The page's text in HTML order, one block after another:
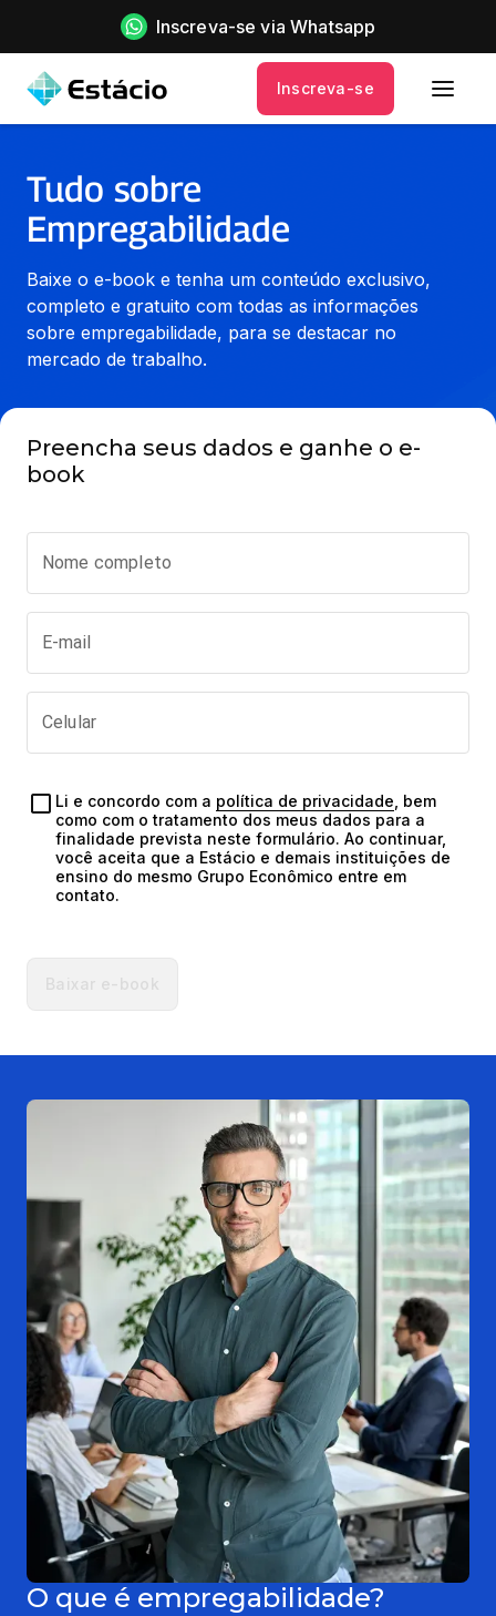
Inscreva-se via Whatsapp
Inscreva-se
Tudo sobre
Empregabilidade
Baixe o e-book e tenha um conteúdo exclusivo,
completo e gratuito com todas as informações
sobre empregabilidade, para se destacar no
mercado de trabalho.
Preencha seus dados e ganhe o e-
book
Nome completo
E-mail
Celular
Li e concordo com a política de privacidade , bem
como com o tratamento dos meus dados para a
finalidade prevista neste formulário. Ao continuar,
você aceita que a Estácio e demais instituições de
ensino do mesmo Grupo Econômico entre em
contato.
O que é empregabilidade?